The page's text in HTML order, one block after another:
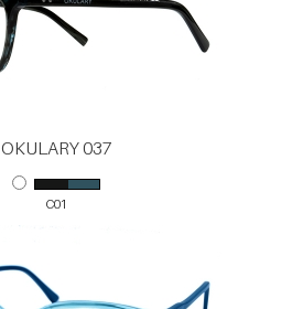
OKULARY 037
C01